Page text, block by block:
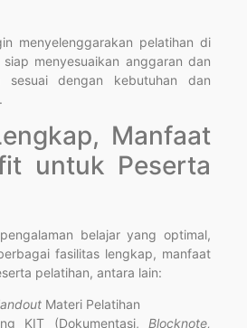
menyelenggarakan pelatihan di
menyesuaikan anggaran dan
sesuai dengan kebutuhan dan
Manfaat
untuk Peserta
belajar yang optimal,
fasilitas lengkap, manfaat
pelatihan, antara lain:
Materi Pelatihan
KIT (Dokumentasi, Blocknote,